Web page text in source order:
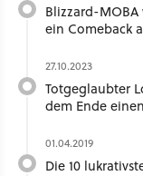
Blizzard-
ein Comeback
27.10.2023
Totgeglaubter
dem Ende
01.04.2019
Die 10